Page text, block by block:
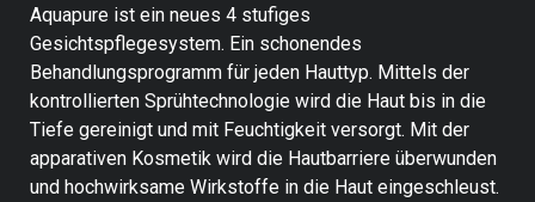
Aquapure ist ein neues 4 stufiges
Gesichtspflegesystem. Ein schonendes
Behandlungsprogramm für jeden Hauttyp. Mittels der
kontrollierten Sprühtechnologie wird die Haut bis in die
Tiefe gereinigt und mit Feuchtigkeit versorgt. Mit der
apparativen Kosmetik wird die Hautbarriere überwunden
und hochwirksame Wirkstoffe in die Haut eingeschleust.